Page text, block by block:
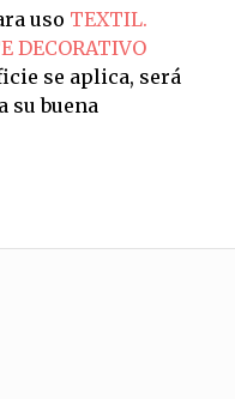
uso TEXTIL.
DECORATIVO
se aplica, será
su buena